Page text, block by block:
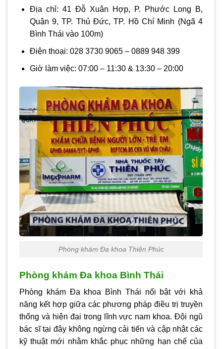
Địa chỉ: 41 Đỗ Xuân Hợp, P. Phước Long B,
Quận 9, TP. Thủ Đức, TP. Hồ Chí Minh (Ngã 4
Bình Thái vào 100m)
Điện thoại: 028 3730 9065 – 0889 948 399
Giờ làm việc: 07:00 – 11:30 & 13:30 – 20:00
Phòng khám Đa khoa Thiên Phúc
Phòng khám Đa khoa Bình Thái
Phòng khám Đa khoa Bình Thái nổi bật với khả
năng kết hợp giữa các phương pháp điều trị truyền
thống và hiện đại trong lĩnh vực nam khoa. Đội ngũ
bác sĩ tại đây không ngừng cải tiến và cập nhật các
kỹ thuật mới nhằm khắc phục những hạn chế của